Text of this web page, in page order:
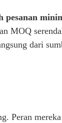
pesanan
MOQ
dari
Peran mereka